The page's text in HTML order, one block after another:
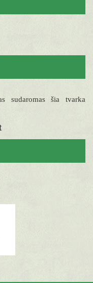
sudaromas šia tvarka